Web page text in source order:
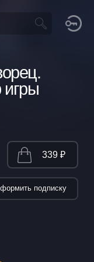
игры
339 ₽
подписку